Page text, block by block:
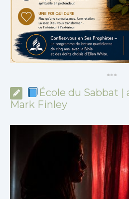
***
École du Sabbat |
Mark Finley